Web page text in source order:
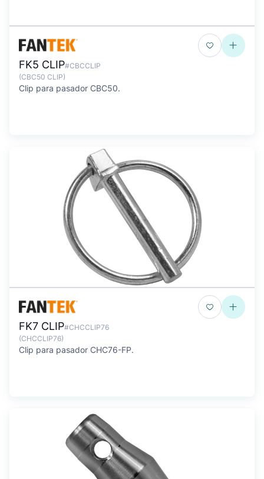
FK5 CLIP#CBCCLIP
(CBC50 CLIP)
Clip para pasador CBC50.
FK7 CLIP#CHCCLIP76
(CHCCLIP76)
Clip para pasador CHC76-FP.